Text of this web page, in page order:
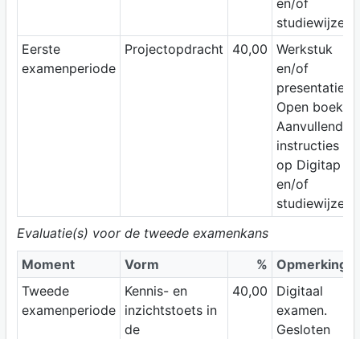
en/of
studiewijzer.
Eerste
examenperiode
Projectopdracht 40,00 Werkstuk
en/of
presentatie.
Open boek.
Aanvullende
instructies
op Digitap
en/of
studiewijzer.
Evaluatie(s) voor de tweede examenkans
Moment
Vorm % Opmerking
Tweede
examenperiode
Kennis- en
inzichtstoets in
de
40,00
Digitaal
examen.
Gesloten